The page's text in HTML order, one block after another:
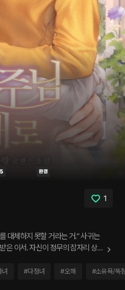
1
하지 못할 거라는 거.” 사귀는
은 이서. 자신이 정무의 잠자리 상대
올리
녀 #다정녀 #오해 #소유욕/독